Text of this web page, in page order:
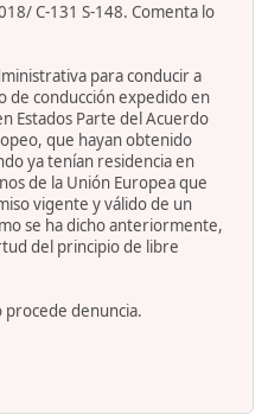
C-131 S-148. Comenta lo
para conducir a
de conducción expedido en
Estados Parte del Acuerdo
que hayan obtenido
ya tenían residencia en
de la Unión Europea que
vigente y válido de un
se ha dicho anteriormente,
del principio de libre
procede denuncia.